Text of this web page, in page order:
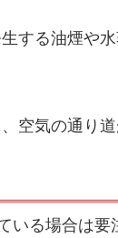
する油煙や
空気の通り
る場合は要